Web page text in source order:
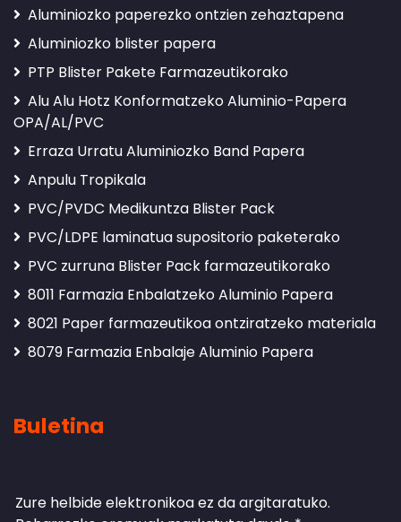
Aluminiozko paperezko ontzien zehaztapena
Aluminiozko blister papera
PTP Blister Pakete Farmazeutikorako
Alu Alu Hotz Konformatzeko Aluminio-Papera
OPA/AL/PVC
Erraza Urratu Aluminiozko Band Papera
Anpulu Tropikala
PVC/PVDC Medikuntza Blister Pack
PVC/LDPE laminatua supositorio paketerako
PVC zurruna Blister Pack farmazeutikorako
8011 Farmazia Enbalatzeko Aluminio Papera
8021 Paper farmazeutikoa ontziratzeko materiala
8079 Farmazia Enbalaje Aluminio Papera
Buletina
Zure helbide elektronikoa ez da argitaratuko.